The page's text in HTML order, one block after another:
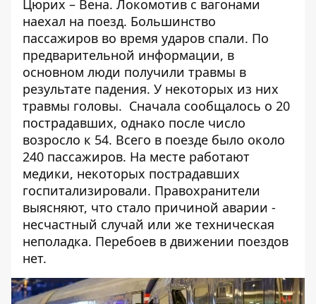
Цюрих – Вена. Локомотив с вагонами
наехал на поезд. Большинство
пассажиров во время ударов спали. По
предварительной информации, в
основном люди получили травмы в
результате падения. У некоторых из них
травмы головы. Сначала сообщалось о 20
пострадавших, однако после число
возросло к 54. Всего в поезде было около
240 пассажиров. На месте работают
медики, некоторых пострадавших
госпитализировали. Правохранители
выясняют, что стало причиной аварии -
несчастный случай или же техническая
неполадка. Перебоев в движении поездов
нет.